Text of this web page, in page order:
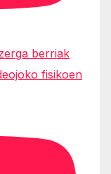
berriak
fisikoen